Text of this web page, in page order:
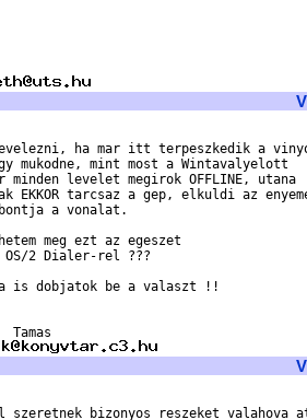
ha mar itt terpeszkedik a
mukodne, mint most a Wintavalyelott
levelet megirok OFFLINE, utana
EKKOR tarcsaz a gep, elkuldi az
a vonalat.
meg ezt az egeszet
2 Dialer-rel ???
is dobjatok be a valaszt !!
szeretnek bizonyos reszeket valahova